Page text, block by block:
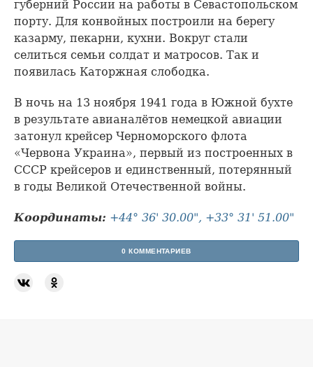
губерний России на работы в Севастопольском
порту. Для конвойных построили на берегу
казарму, пекарни, кухни. Вокруг стали
селиться семьи солдат и матросов. Так и
появилась Каторжная слободка.
В ночь на 13 ноября 1941 года в Южной бухте
в результате авианалётов немецкой авиации
затонул крейсер Черноморского флота
«Червона Украина», первый из построенных в
СССР крейсеров и единственный, потерянный
в годы Великой Отечественной войны.
Координаты: +44° 36' 30.00", +33° 31' 51.00"
0 КОММЕНТАРИЕВ